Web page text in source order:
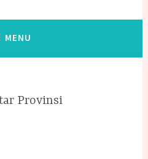
MENU
Provinsi